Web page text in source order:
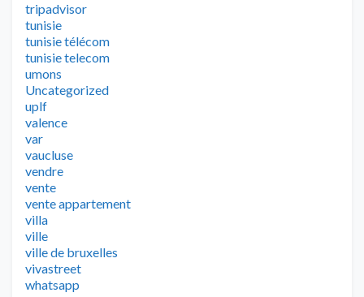
tripadvisor
tunisie
tunisie télécom
tunisie telecom
umons
Uncategorized
uplf
valence
var
vaucluse
vendre
vente
vente appartement
villa
ville
ville de bruxelles
vivastreet
whatsapp